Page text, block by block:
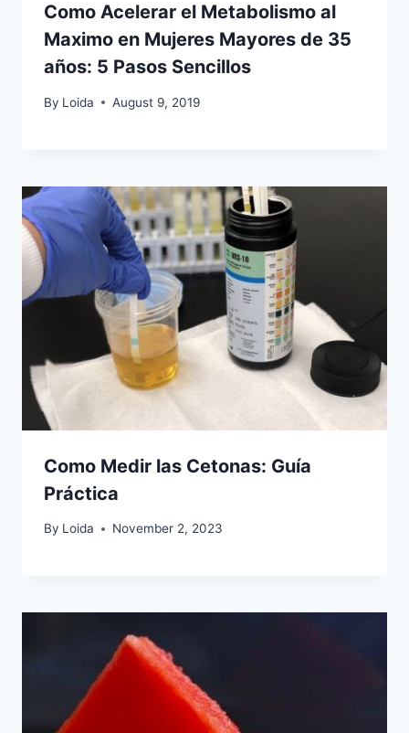
Como Acelerar el Metabolismo al
Maximo en Mujeres Mayores de 35
años: 5 Pasos Sencillos
By Loida August 9, 2019
Como Medir las Cetonas: Guía
Práctica
By Loida November 2, 2023